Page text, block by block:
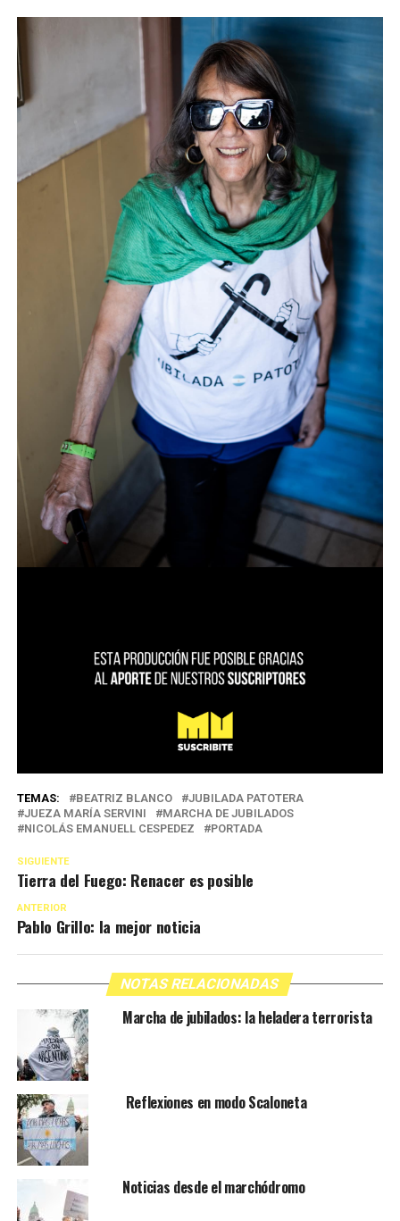
TEMAS: BEATRIZ BLANCO
JUBILADA PATOTERA
JUEZA MARÍA SERVINI
MARCHA DE JUBILADOS
NICOLÁS EMANUELL CESPEDEZ
PORTADA
SIGUIENTE
Tierra del Fuego: Renacer es posible
ANTERIOR
Pablo Grillo: la mejor noticia
NOTAS RELACIONADAS
Marcha de jubilados: la heladera terrorista
Reflexiones en modo Scaloneta
Noticias desde el marchódromo